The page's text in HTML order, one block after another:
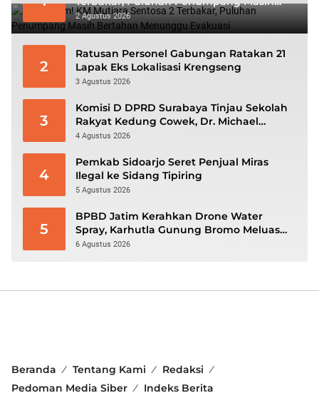
Bertahan Menunggu Evakuasi
2 Agustus 2026
2
Ratusan Personel Gabungan Ratakan 21
Lapak Eks Lokalisasi Krengseng
3 Agustus 2026
3
Komisi D DPRD Surabaya Tinjau Sekolah
Rakyat Kedung Cowek, Dr. Michael
Leksodimulyo: “Membangun Karakter
4 Agustus 2026
4
Pemkab Sidoarjo Seret Penjual Miras
Ilegal ke Sidang Tipiring
5 Agustus 2026
5
BPBD Jatim Kerahkan Drone Water
Spray, Karhutla Gunung Bromo Meluas
hingga 70 Hektare
6 Agustus 2026
Beranda Tentang Kami
Redaksi
Pedoman Media Siber
Indeks Berita